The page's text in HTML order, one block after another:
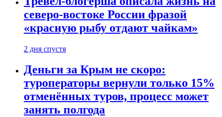
северо-востоке России фразой
«красную рыбу отдают чайкам»
2 дня спустя
Деньги за Крым не скоро:
туроператоры вернули только 15%
отменённых туров, процесс может
занять полгода